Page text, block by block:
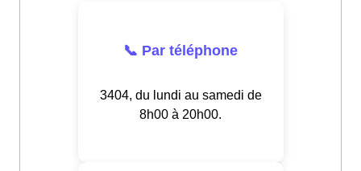
📞 Par téléphone
3404, du lundi au samedi de
8h00 à 20h00.